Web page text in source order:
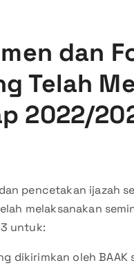
dan
Telah
2022/
pencetakan ijazah
melaksanakan
untuk:
dikirimkan oleh